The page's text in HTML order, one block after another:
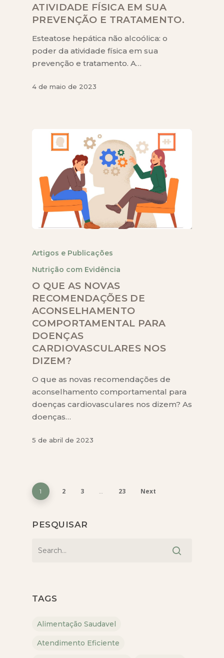
ATIVIDADE FÍSICA EM SUA
PREVENÇÃO E TRATAMENTO.
Esteatose hepática não alcoólica: o
poder da atividade física em sua
prevenção e tratamento. A…
4 de maio de 2023
Artigos e Publicações
Nutrição com Evidência
O QUE AS NOVAS
RECOMENDAÇÕES DE
ACONSELHAMENTO
COMPORTAMENTAL PARA
DOENÇAS
CARDIOVASCULARES NOS
DIZEM?
O que as novas recomendações de
aconselhamento comportamental para
doenças cardiovasculares nos dizem? As
doenças…
5 de abril de 2023
1 2 3 23 Next
PESQUISAR
TAGS
Alimentação Saudavel
Atendimento Eficiente